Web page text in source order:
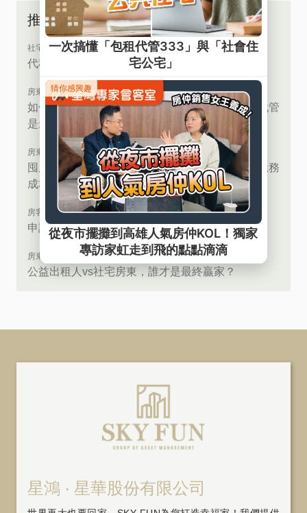
推薦文章
社宅vs包租代管
代租代管 or 包租包管，你瞭解多少？
房東救星
如何最大化租房價值？大仁哥告訴您，社宅包租代管
是最佳選擇！
房東救星
囤房稅來了？大仁哥觀點︰告訴您房東如何降低稅務
成本
房客必讀
申請租金補貼x加入社宅必看！符合條件大揭密！
房東救星
公益出租人vs社宅房東，誰才是最終贏家？
星鴻 ‧ 星華股份有限公司